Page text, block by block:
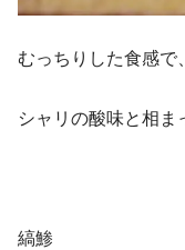
むっちりした食感で
シャリの酸味と相ま
縞鯵